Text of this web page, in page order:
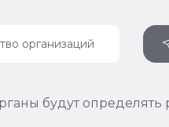
будут